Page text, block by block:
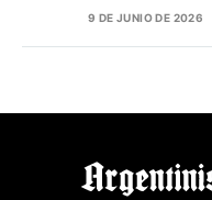
9 DE JUNIO DE 2026